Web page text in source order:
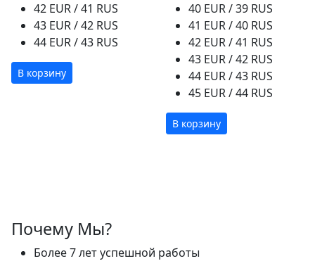
42 EUR / 41 RUS
43 EUR / 42 RUS
44 EUR / 43 RUS
В корзину
40 EUR / 39 RUS
41 EUR / 40 RUS
42 EUR / 41 RUS
43 EUR / 42 RUS
44 EUR / 43 RUS
45 EUR / 44 RUS
В корзину
Почему Мы?
Более 7 лет успешной работы